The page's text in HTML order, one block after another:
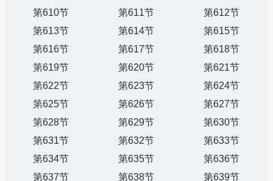
第610节
第611节
第612节
第613节
第614节
第615节
第616节
第617节
第618节
第619节
第620节
第621节
第622节
第623节
第624节
第625节
第626节
第627节
第628节
第629节
第630节
第631节
第632节
第633节
第634节
第635节
第636节
第637节
第638节 第639节